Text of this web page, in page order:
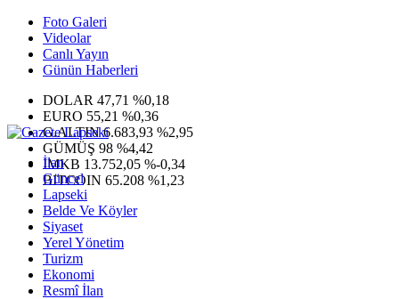
Foto Galeri
Videolar
Canlı Yayın
Günün Haberleri
DOLAR 47,71 %0,18
EURO 55,21 %0,36
G.ALTIN6.683,93 %2,95
GÜMÜŞ 98 %4,42
IMKB 13.752,05 %-0,34
BITCOIN 65.208 %1,23
İlan
Güncel
Lapseki
Belde Ve Köyler
Siyaset
Yerel Yönetim
Turizm
Ekonomi
Resmî İlan